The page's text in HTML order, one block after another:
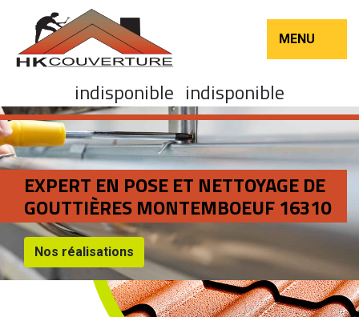
MENU
indisponible indisponible
EXPERT EN POSE ET NETTOYAGE DE
GOUTTIÈRES MONTEMBOEUF 16310
Nos réalisations